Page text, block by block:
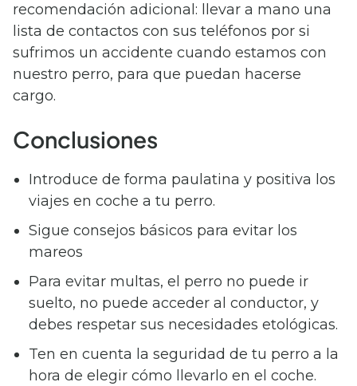
recomendación adicional: llevar a mano una
lista de contactos con sus teléfonos por si
sufrimos un accidente cuando estamos con
nuestro perro, para que puedan hacerse
cargo.
Conclusiones
Introduce de forma paulatina y positiva los
viajes en coche a tu perro.
Sigue consejos básicos para evitar los
mareos
Para evitar multas, el perro no puede ir
suelto, no puede acceder al conductor, y
debes respetar sus necesidades etológicas.
Ten en cuenta la seguridad de tu perro a la
hora de elegir cómo llevarlo en el coche.